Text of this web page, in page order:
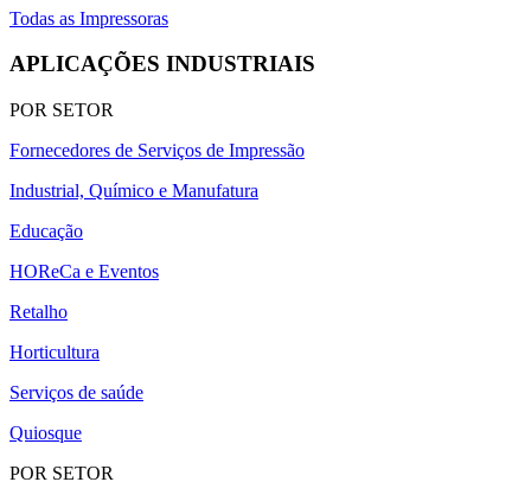
Todas as Impressoras
APLICAÇÕES INDUSTRIAIS
POR SETOR
Fornecedores de Serviços de Impressão
Industrial, Químico e Manufatura
Educação
HOReCa e Eventos
Retalho
Horticultura
Serviços de saúde
Quiosque
POR SETOR